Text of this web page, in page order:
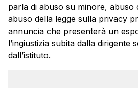
parla di abuso su minore, abuso
abuso della legge sulla privacy
annuncia che presenterà un
l’ingiustizia subita dalla dirigente
dall’istituto.